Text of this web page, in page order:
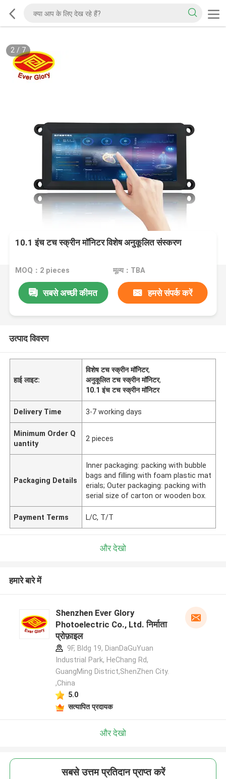
2/ 7
10.1 इंच टच स्क्रीन मॉनिटर विशेष अनुकूलित संस्करण
MOQ：2 pieces मूल्य：TBA
सबसे अच्छी कीमत हमसे संपर्क करें
उत्पाद विवरण
हाई लाइट:
विशेष टच स्क्रीन मॉनिटर,
अनुकूलित टच स्क्रीन मॉनिटर,
10.1 इंच टच स्क्रीन मॉनिटर
Delivery Time 3-7 working days
Minimum Order Q
uantity
2 pieces
Packaging Details
Inner packaging: packing with bubble
bags and filling with foam plastic mat
erials; Outer packaging: packing with
serial size of carton or wooden box.
Payment Terms L/C, T/T
और देखो
हमारे बारे में
Shenzhen Ever Glory
Photoelectric Co., Ltd. निर्माता
प्रोफ़ाइल
9F, Bldg 19, DianDaGuYuan
Industrial Park, HeChang Rd,
GuangMing District,ShenZhen City.
,China
5.0
सत्यापित प्रदायक
और देखो
सबसे उत्तम प्रतिदान प्राप्त करें